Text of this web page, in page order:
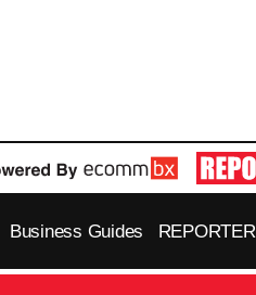
Business Guides REPORTER